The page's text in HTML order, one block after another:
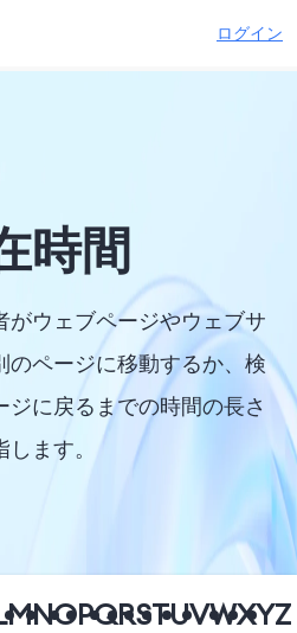
ログイン
時間
がウェブページやウェブサ
のページに移動するか、検
に戻るまでの時間の長さ
します。
MNOPQRSTUVWXYZ